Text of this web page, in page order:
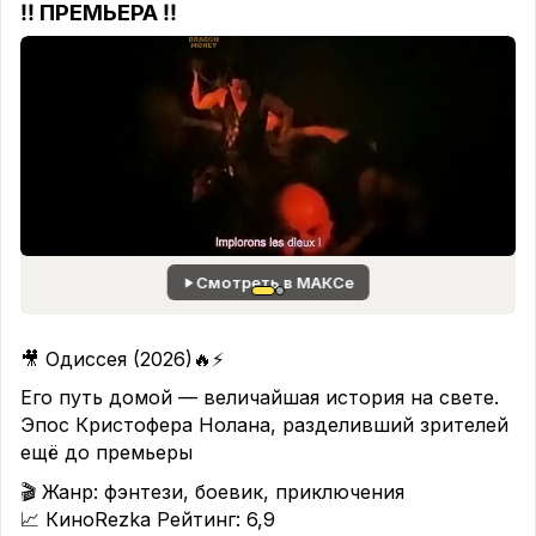
Ниже мы предлагаем пройти вам опрос 📋🌸
‼️ ПРЕМЬЕРА ‼️
Смотреть в МАКСе
🎥 Одиссея (2026)🔥⚡️
Его путь домой — величайшая история на свете.
Эпос Кристофера Нолана, разделивший зрителей
ещё до премьеры
🎬 Жанр: фэнтези, боевик, приключения
📈 КиноRezka Рейтинг: 6,9